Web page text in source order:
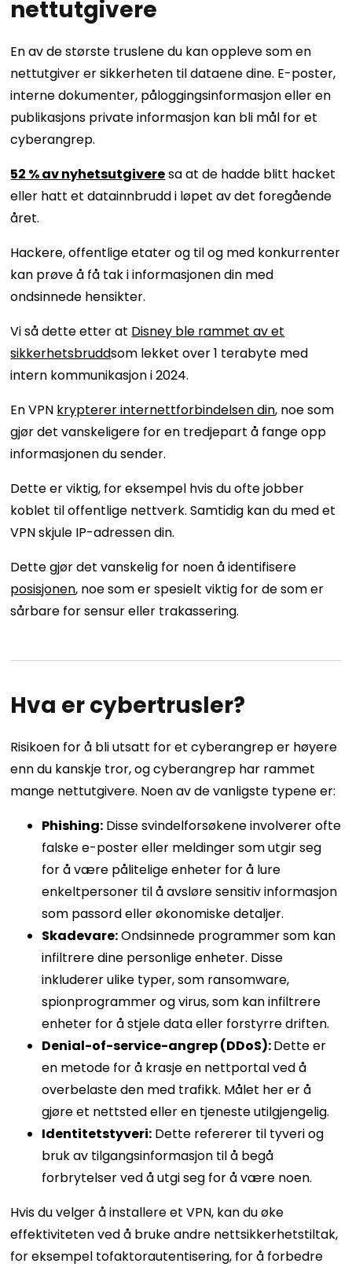
nettutgivere
En av de største truslene du kan oppleve som en
nettutgiver er sikkerheten til dataene dine. E-poster,
interne dokumenter, påloggingsinformasjon eller en
publikasjons private informasjon kan bli mål for et
cyberangrep.
52 % av nyhetsutgiveresa at de hadde blitt hacket
eller hatt et datainnbrudd i løpet av det foregående
året.
Hackere, offentlige etater og til og med konkurrenter
kan prøve å få tak i informasjonen din med
ondsinnede hensikter.
Vi så dette etter at Disney ble rammet av et
sikkerhetsbruddsom lekket over 1 terabyte med
intern kommunikasjon i 2024.
En VPN krypterer internettforbindelsen din, noe som
gjør det vanskeligere for en tredjepart å fange opp
informasjonen du sender.
Dette er viktig, for eksempel hvis du ofte jobber
koblet til offentlige nettverk. Samtidig kan du med et
VPN skjule IP-adressen din.
Dette gjør det vanskelig for noen å identifisere
posisjonen, noe som er spesielt viktig for de som er
sårbare for sensur eller trakassering.
Hva er cybertrusler?
Risikoen for å bli utsatt for et cyberangrep er høyere
enn du kanskje tror, ​​og cyberangrep har rammet
mange nettutgivere. Noen av de vanligste typene er:
Phishing: Disse svindelforsøkene involverer ofte
falske e-poster eller meldinger som utgir seg
for å være pålitelige enheter for å lure
enkeltpersoner til å avsløre sensitiv informasjon
som passord eller økonomiske detaljer.
Skadevare:Ondsinnede programmer som kan
infiltrere dine personlige enheter. Disse
inkluderer ulike typer, som ransomware,
spionprogrammer og virus, som kan infiltrere
enheter for å stjele data eller forstyrre driften.
Denial-of-service-angrep (DDoS):Dette er
en metode for å krasje en nettportal ved å
overbelaste den med trafikk. Målet her er å
gjøre et nettsted eller en tjeneste utilgjengelig.
Identitetstyveri: Dette refererer til tyveri og
bruk av tilgangsinformasjon til å begå
forbrytelser ved å utgi seg for å være noen.
Hvis du velger å installere et VPN, kan du øke
effektiviteten ved å bruke andre nettsikkerhetstiltak,
for eksempel tofaktorautentisering, for å forbedre